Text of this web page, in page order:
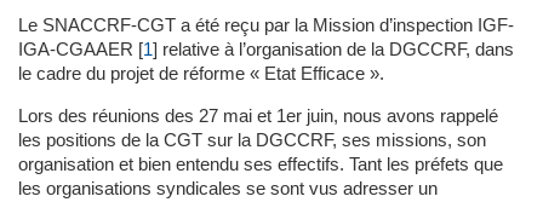
Le SNACCRF-CGT a été reçu par la Mission d’inspection IGF-
IGA-CGAAER [1] relative à l’organisation de la DGCCRF, dans
le cadre du projet de réforme « Etat Efficace ».
Lors des réunions des 27 mai et 1er juin, nous avons rappelé
les positions de la CGT sur la DGCCRF, ses missions, son
organisation et bien entendu ses effectifs. Tant les préfets que
les organisations syndicales se sont vus adresser un